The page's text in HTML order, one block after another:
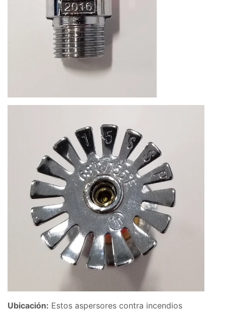
Ubicación: Estos aspersores contra incendios